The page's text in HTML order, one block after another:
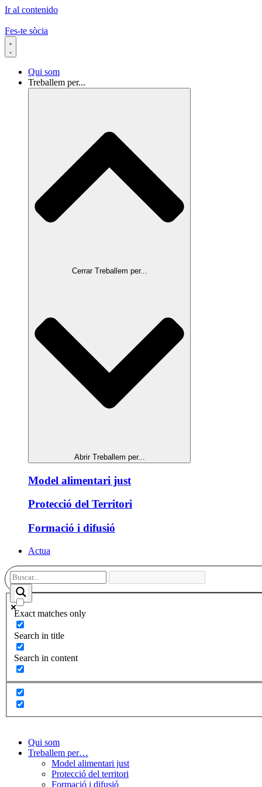
Ir al contenido
Fes-te sòcia
Qui som
Treballem per...
Cerrar Treballem per...
Abrir Treballem per...
Model alimentari just
Protecció del Territori
Formació i difusió
Actua
Exact matches only
Search in title
Search in content
Qui som
Treballem per…
Model alimentari just
Protecció del territori
Formació i difusió